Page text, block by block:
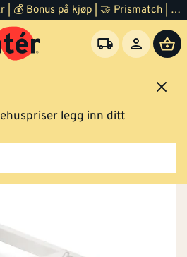
🚚 Fri frakt over 20 000 kr | 💰 Bonus på kjøp | 🤝 Prismatch | ⭐ 100% fornøyd garanti | 🏪 140 byggevarehus
legg inn ditt
lukkere og kroker